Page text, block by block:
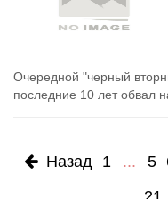
Очередной "черный
последние 10 лет обвал
Назад 1 ... 5